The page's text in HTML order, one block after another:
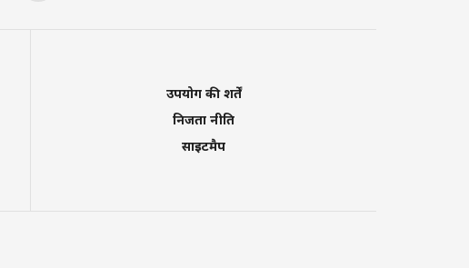
उपयोग की शर्तें
निजता नीति
साइटमैप